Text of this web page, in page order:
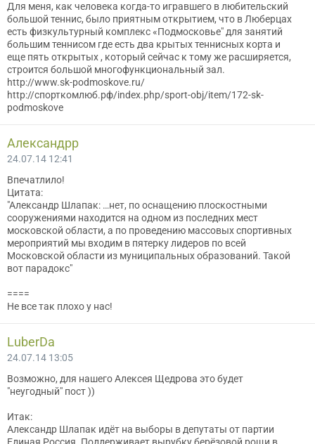
Для меня, как человека когда-то игравшего в любительский
большой теннис, было приятным открытием, что в Люберцах
есть физкультурный комплекс «Подмосковье" для занятий
большим теннисом где есть два крытых теннисных корта и
еще пять открытых , который сейчас к тому же расширяется,
строится большой многофункциональный зал.
http://www.sk-podmoskove.ru/
http://спорткомлюб.рф/index.php/sport-obj/item/172-sk-
podmoskove
Александрр
24.07.14 12:41
Впечатлило!
Цитата:
"Александр Шлапак: …нет, по оснащению плоскостными
сооружениями находится на одном из последних мест
московской области, а по проведению массовых спортивных
мероприятий мы входим в пятерку лидеров по всей
Московской области из муниципальных образований. Такой
вот парадокс"
====
Не все так плохо у нас!
LuberDa
24.07.14 13:05
Возможно, для нашего Алексея Щедрова это будет
"неугодный" пост ))
Итак:
Александр Шлапак идёт на выборы в депутаты от партии